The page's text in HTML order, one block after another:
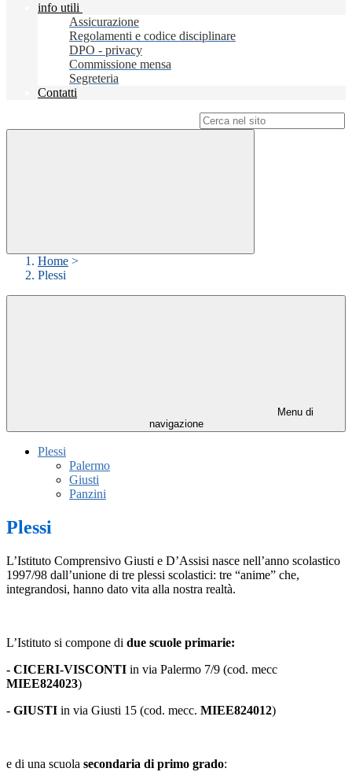
info utili
Assicurazione
Regolamenti e codice disciplinare
DPO - privacy
Commissione mensa
Segreteria
Contatti
Home >
Plessi
Menu di
navigazione
Plessi
Palermo
Giusti
Panzini
Plessi
L’Istituto Comprensivo Giusti e D’Assisi nasce nell’anno scolastico
1997/98 dall’unione di tre plessi scolastici: tre “anime” che,
integrandosi, hanno dato vita alla nostra realtà.
L’Istituto si compone di due scuole primarie:
- CICERI-VISCONTI in via Palermo 7/9 (cod. mecc
MIEE824023)
- GIUSTI in via Giusti 15 (cod. mecc. MIEE824012)
e di una scuola secondaria di primo grado: